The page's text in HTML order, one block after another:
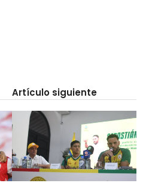
Artículo siguiente